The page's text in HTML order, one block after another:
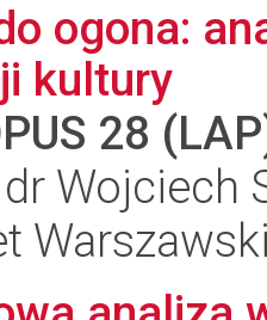
ogona:
kultury
28
Wojciech